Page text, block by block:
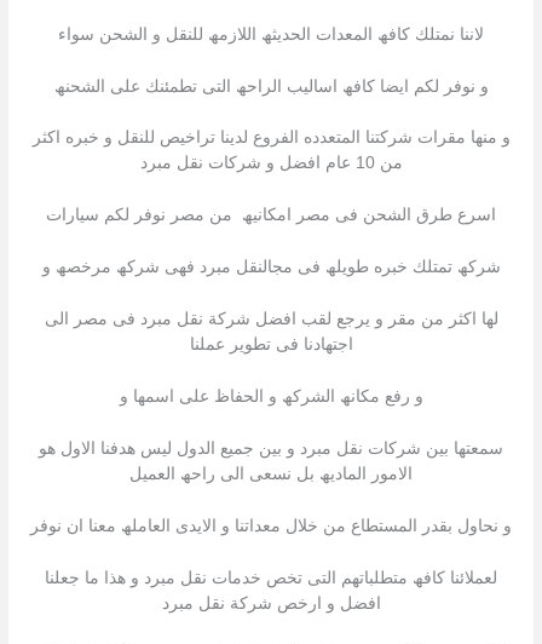
لاننا نمتلك كافھ المعدات الحدیثھ اللازمھ للنقل و الشحن سواء
و نوفر لكم ایضا كافھ اسالیب الراحھ التى تطمئنك على الشحنھ
و منھا مقرات شركتنا المتعدده الفروع لدینا تراخیص للنقل و خبره اكثر
من 10 عام افضل و شركات نقل مبرد
اسرع طرق الشحن فى مصر امكانیھ من مصر نوفر لكم سیارات
شركھ تمتلك خبره طویلھ فى مجالنقل مبرد فھى شركھ مرخصھ و
لھا اكثر من مقر و یرجع لقب افضل شركة نقل مبرد فى مصر الى
اجتھادنا فى تطویر عملنا
و رفع مكانھ الشركھ و الحفاظ على اسمھا و
سمعتھا بین شركات نقل مبرد و بین جمیع الدول لیس ھدفنا الاول ھو
الامور المادیھ بل نسعى الى راحھ العمیل
و نحاول بقدر المستطاع من خلال معداتنا و الایدى العاملھ معنا ان نوفر
لعملائنا كافھ متطلباتھم التى تخص خدمات نقل مبرد و ھذا ما جعلنا
افضل و ارخص شركة نقل مبرد